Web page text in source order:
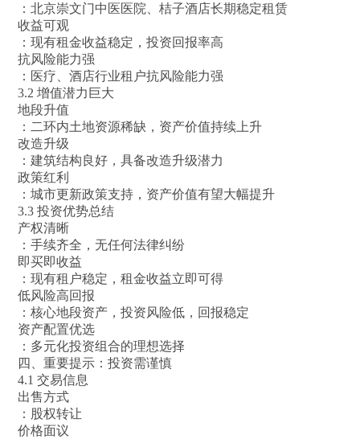
：北京崇文门中医医院、桔子酒店长期稳定租赁
收益可观
：现有租金收益稳定，投资回报率高
抗风险能力强
：医疗、酒店行业租户抗风险能力强
3.2 增值潜力巨大
地段升值
：二环内土地资源稀缺，资产价值持续上升
改造升级
：建筑结构良好，具备改造升级潜力
政策红利
：城市更新政策支持，资产价值有望大幅提升
3.3 投资优势总结
产权清晰
：手续齐全，无任何法律纠纷
即买即收益
：现有租户稳定，租金收益立即可得
低风险高回报
：核心地段资产，投资风险低，回报稳定
资产配置优选
：多元化投资组合的理想选择
四、重要提示：投资需谨慎
4.1 交易信息
出售方式
：股权转让
价格面议